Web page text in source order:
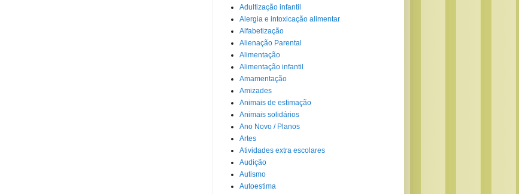
Adultização infantil
Alergia e intoxicação alimentar
Alfabetização
Alienação Parental
Alimentação
Alimentação infantil
Amamentação
Amizades
Animais de estimação
Animais solidários
Ano Novo / Planos
Artes
Atividades extra escolares
Audição
Autismo
Autoestima